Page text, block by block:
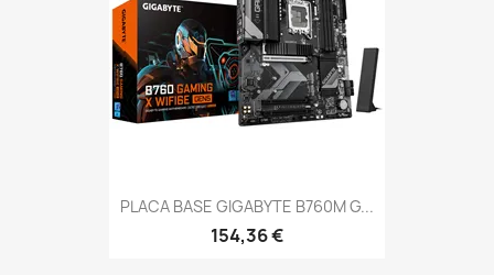
PLACA BASE GIGABYTE B760M G...
154,36 €